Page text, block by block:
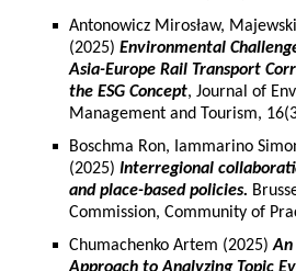
Antonowicz Mirosław,
(2025) Environmental
Asia-Europe Rail Transport
the ESG Concept, Journal of
Management and Tourism,
Boschma Ron, Iammarino
(2025) Interregional
and place-based policies.
Commission, Community of
Chumachenko Artem (2025)